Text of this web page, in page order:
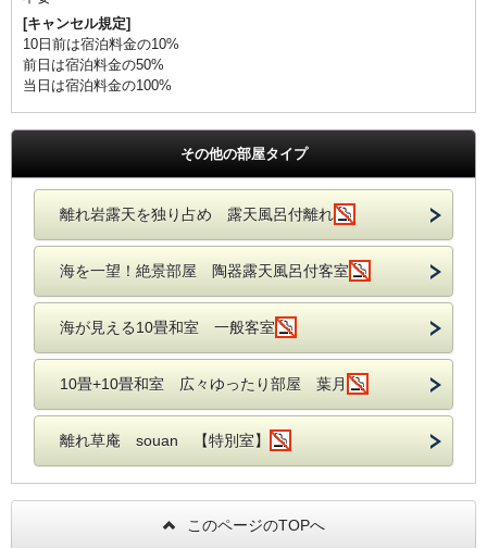
[キャンセル規定]
10日前は宿泊料金の10%
前日は宿泊料金の50%
当日は宿泊料金の100%
その他の部屋タイプ
離れ岩露天を独り占め 露天風呂付離れ
海を一望！絶景部屋 陶器露天風呂付客室
海が見える10畳和室 一般客室
10畳+10畳和室 広々ゆったり部屋 葉月
離れ草庵 souan 【特別室】
このページのTOPへ